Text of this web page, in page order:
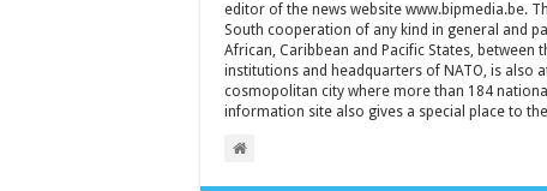
editor of the news website www.bipmedia.be.
South cooperation of any kind in general and
African, Caribbean and Pacific States, between
institutions and headquarters of NATO, is also
cosmopolitan city where more than 184
information site also gives a special place to